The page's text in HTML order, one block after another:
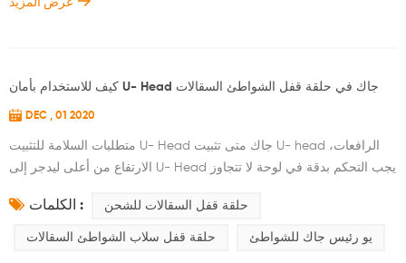
كيف للاستخدام بأمان U- Head جاك في حلقة قفل الشواطئ السقالات
DEC , 01 2020
متطلبات السلامة للتثبيت U- Head جاك متى تثبيت U- head الرافعات،
الارتفاع من أعلى ليدجر إلى U- Head يجب التحكم بدقة في لوحة لا تتجاوز
بقايا جاك برغي في الأنبوب العمودي لا يكون
الكلمات : حلقة قفل السقالات للشحن
حلقة قفل سلاب الشواطئ السقالات يو رئيس جاك للشواطئ